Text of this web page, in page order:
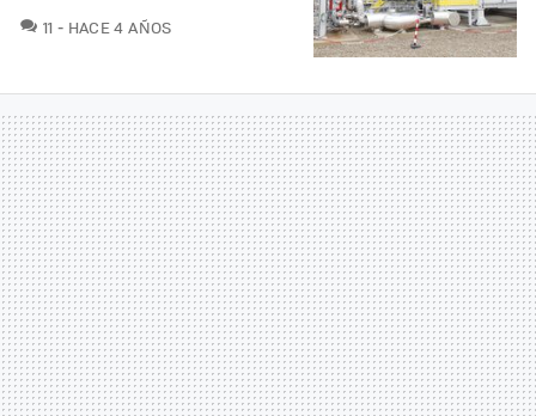
11 COMENTARIOS
HACE 4 AÑOS